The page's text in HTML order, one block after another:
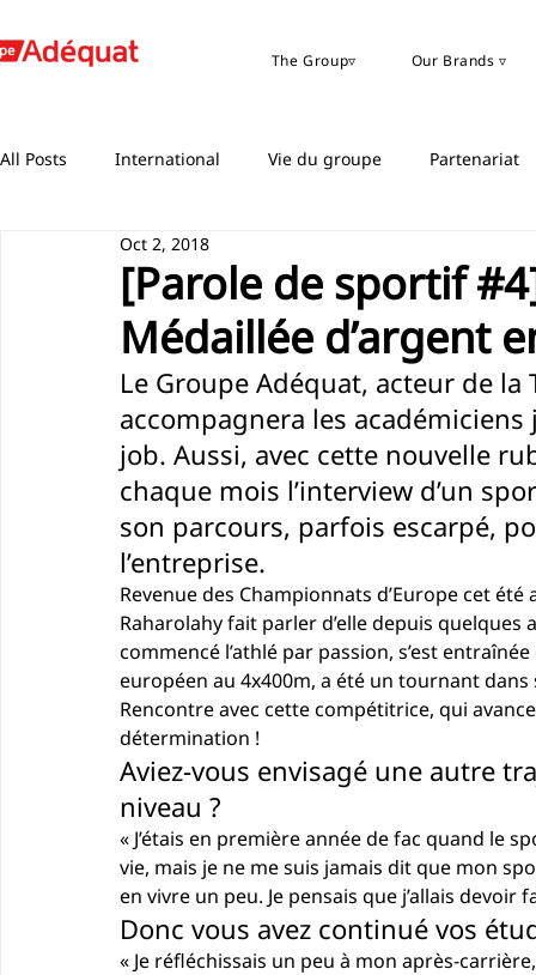
The Group▿ Our Brands ▿
All Posts International Vie du groupe Partenariat
[Parole de sportif
Médaillée d’argent
Oct 2, 2018
Le Groupe Adéquat, acteur de
accompagnera les
job. Aussi, avec cette nouvelle
chaque mois l’interview d’un
son parcours, parfois escarpé,
l’entreprise.
Revenue des Championnats d’Europe cet
Raharolahy fait parler d’elle depuis quelques
commencé l’athlé par passion, s’est
européen au 4x400m, a été un tournant dans
Rencontre avec cette compétitrice, qui
détermination !
Aviez-vous envisagé une autre
niveau ?
« J’étais en première année de fac quand le
vie, mais je ne me suis jamais dit que mon
en vivre un peu. Je pensais que j’allais devoir
Donc vous avez continué vos
« Je réfléchissais un peu à mon après-